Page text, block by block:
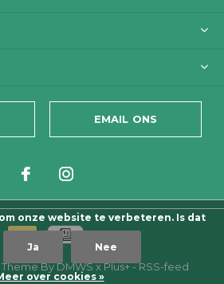
EMAIL ONS
ByDMWSxPlus+-RSS-feed
onze website te verbeteren. Is dat
Ja Nee
over cookies »